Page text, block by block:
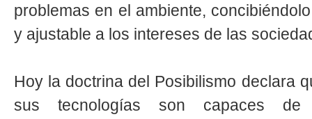
problemas en el ambiente,
y ajustable a los intereses de las
Hoy la doctrina del Posibilismo declara
sus tecnologías son capaces de